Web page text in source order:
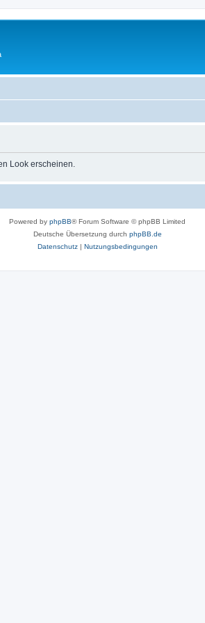
Look erscheinen.
Powered by phpBB® Forum Software © phpBB Limited
Deutsche Übersetzung durch phpBB.de
Datenschutz| Nutzungsbedingungen